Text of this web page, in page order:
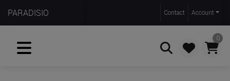
PARADISIO Contact Account
0